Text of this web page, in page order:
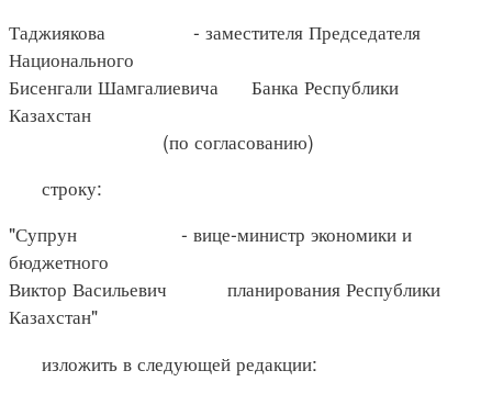
Таджиякова - заместителя Председателя
Национального
Бисенгали Шамгалиевича Банка Республики
Казахстан
(по согласованию)
строку:
"Супрун - вице-министр экономики и
бюджетного
Виктор Васильевич планирования Республики
Казахстан"
изложить в следующей редакции: